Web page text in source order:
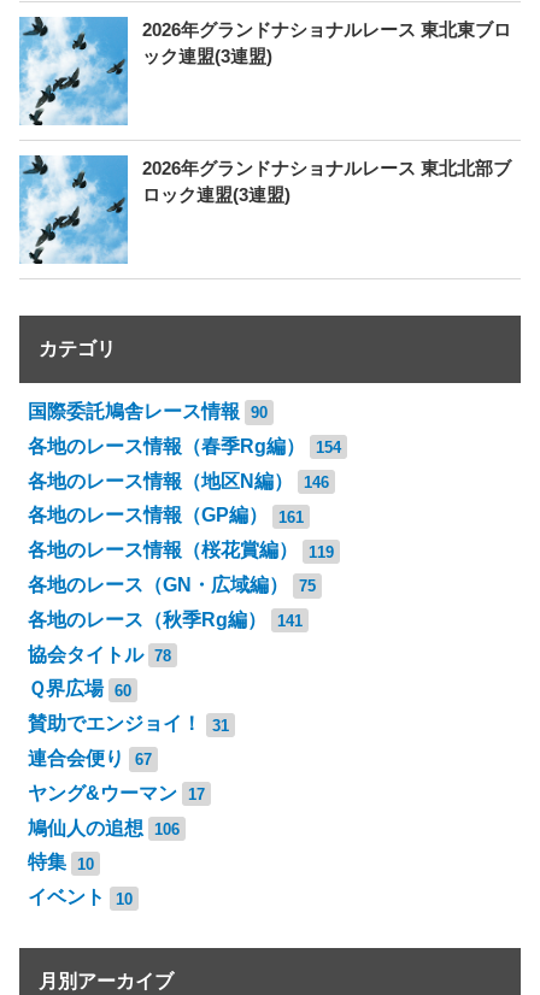
2026年グランドナショナルレース 東北東ブロ
ック連盟(3連盟)
2026年グランドナショナルレース 東北北部ブ
ロック連盟(3連盟)
カテゴリ
国際委託鳩舎レース情報 90
各地のレース情報（春季Rg編） 154
各地のレース情報（地区N編） 146
各地のレース情報（GP編） 161
各地のレース情報（桜花賞編） 119
各地のレース（GN・広域編） 75
各地のレース（秋季Rg編） 141
協会タイトル 78
Ｑ界広場 60
賛助でエンジョイ！ 31
連合会便り 67
ヤング&ウーマン 17
鳩仙人の追想 106
特集 10
イベント 10
月別アーカイブ